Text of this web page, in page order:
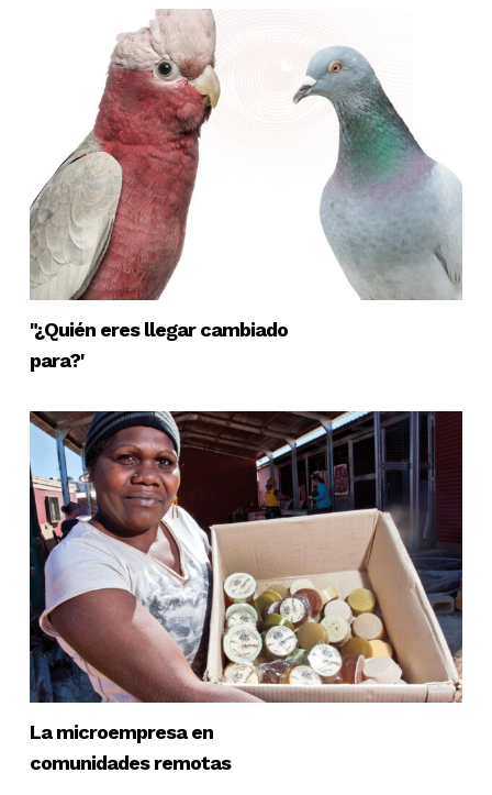
"¿Quién eres llegar cambiado
para?'
La microempresa en
comunidades remotas